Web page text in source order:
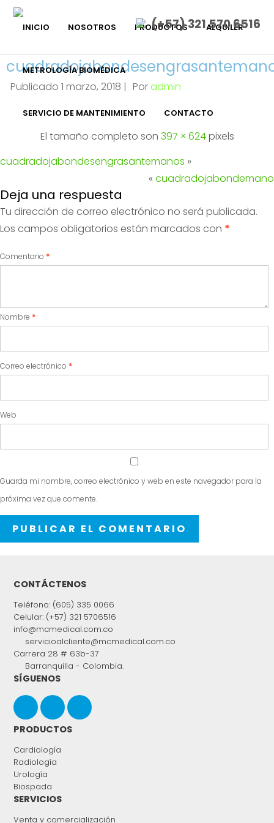
INICIO NOSOTROS PRODUCTOS ALQUILER
METROLOGÍA BIOMÉDICA
SERVICIO DE MANTENIMIENTO CONTACTO
(+57) 321 570 6516
Publicado 1 marzo, 2018 | Poradmin
El tamaño completo son 397 × 624pixels
cuadradojabondesengrasantemanos »
« cuadradojabondemano
Deja una respuesta
Tu dirección de correo electrónico no será publicada.
Los campos obligatorios están marcados con *
Comentario *
Nombre *
Correo electrónico *
Web
Guarda mi nombre, correo electrónico y web en este navegador para la
próxima vez que comente.
CONTÁCTENOS
Teléfono: (605) 335 0066
Celular: (+57) 321 5706516
info@mcmedical.com.co
servicioalcliente@mcmedical.com.co
Carrera 28 # 63b-37
Barranquilla - Colombia.
SÍGUENOS
PRODUCTOS
Cardiología
Radiología
Urología
Biospada
SERVICIOS
Venta y comercialización